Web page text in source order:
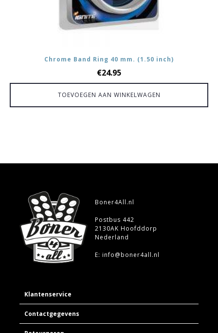
Chrome Band Ring 40 mm. (1.50 inch)
€24.95
TOEVOEGEN AAN WINKELWAGEN
Boner4All.nl
Postbus 442
2130AK Hoofddorp
Nederland
E: info@boner4all.nl
Klantenservice
Contactgegevens